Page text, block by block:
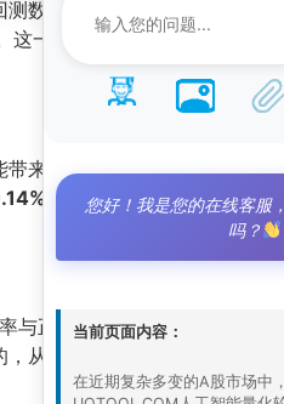
数据，该策略自运行以来累计
这一数据在量化投资领域堪称现
带来近30单位的超额回报。与
，表明其收益绝大部分来
与正盈亏比的组合，是策略持续
从而在控制回撤的同时最大化
您好！我是您的在线客服
吗？
当前页面内容：
在近期复杂多变的A股市场中